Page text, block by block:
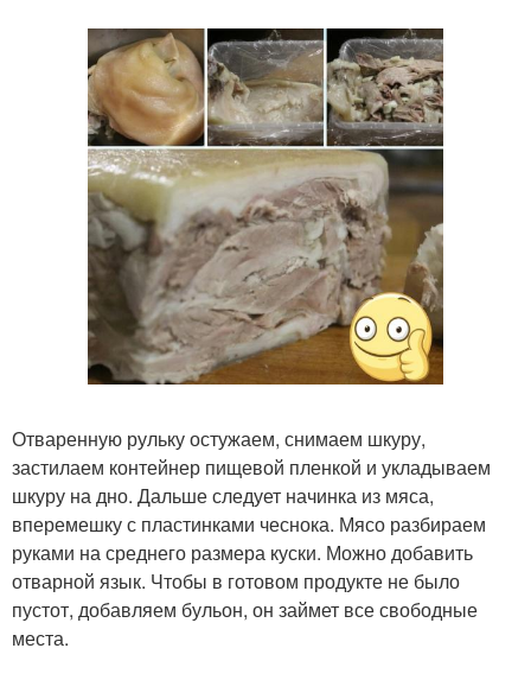
Отваренную рульку остужаем, снимаем шкуру,
застилаем контейнер пищевой пленкой и укладываем
шкуру на дно. Дальше следует начинка из мяса,
вперемешку с пластинками чеснока. Мясо разбираем
руками на среднего размера куски. Можно добавить
отварной язык. Чтобы в готовом продукте не было
пустот, добавляем бульон, он займет все свободные
места.